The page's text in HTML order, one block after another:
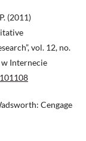
(2011)
vol. 12, no.
w Internecie
Cengage